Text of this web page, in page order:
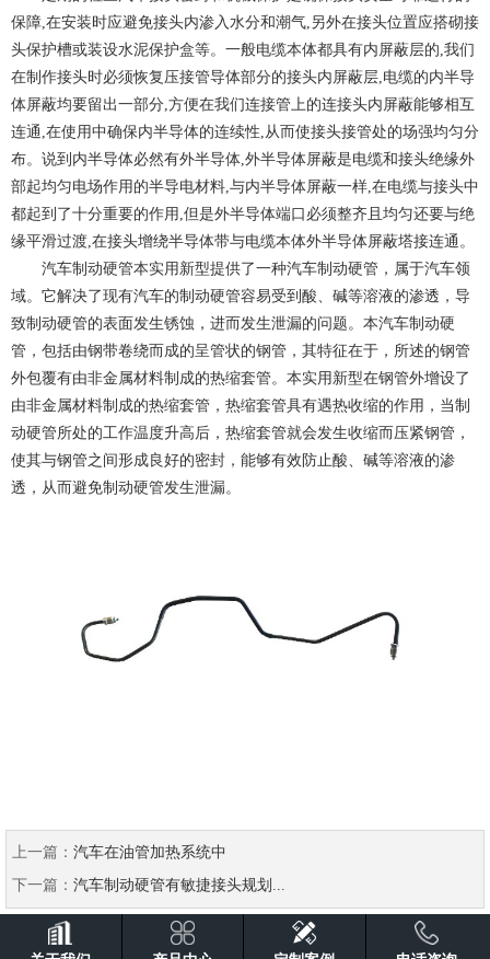
保障,在安装时应避免接头内渗入水分和潮气,另外在接头位置应搭砌接
头保护槽或装设水泥保护盒等。一般电缆本体都具有内屏蔽层的,我们
在制作接头时必须恢复压接管导体部分的接头内屏蔽层,电缆的内半导
体屏蔽均要留出一部分,方便在我们连接管上的连接头内屏蔽能够相互
连通,在使用中确保内半导体的连续性,从而使接头接管处的场强均匀分
布。说到内半导体必然有外半导体,外半导体屏蔽是电缆和接头绝缘外
部起均匀电场作用的半导电材料,与内半导体屏蔽一样,在电缆与接头中
都起到了十分重要的作用,但是外半导体端口必须整齐且均匀还要与绝
缘平滑过渡,在接头增绕半导体带与电缆本体外半导体屏蔽塔接连通。
汽车制动硬管本实用新型提供了一种汽车制动硬管，属于汽车领
域。它解决了现有汽车的制动硬管容易受到酸、碱等溶液的渗透，导
致制动硬管的表面发生锈蚀，进而发生泄漏的问题。本汽车制动硬
管，包括由钢带卷绕而成的呈管状的钢管，其特征在于，所述的钢管
外包覆有由非金属材料制成的热缩套管。本实用新型在钢管外增设了
由非金属材料制成的热缩套管，热缩套管具有遇热收缩的作用，当制
动硬管所处的工作温度升高后，热缩套管就会发生收缩而压紧钢管，
使其与钢管之间形成良好的密封，能够有效防止酸、碱等溶液的渗
透，从而避免制动硬管发生泄漏。
上一篇： 汽车在油管加热系统中
下一篇： 汽车制动硬管有敏捷接头规划...